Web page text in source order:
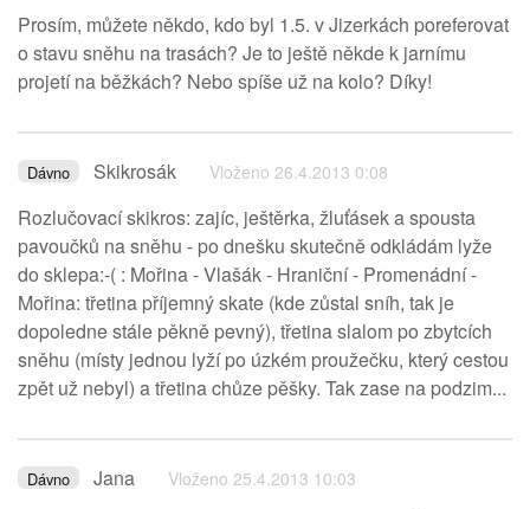
Prosím, můžete někdo, kdo byl 1.5. v Jizerkách poreferovat
o stavu sněhu na trasách? Je to ještě někde k jarnímu
projetí na běžkách? Nebo spíše už na kolo? Díky!
Dávno Skikrosák Vloženo 26.4.2013 0:08
Rozlučovací skikros: zajíc, ještěrka, žluťásek a spousta
pavoučků na sněhu - po dnešku skutečně odkládám lyže
do sklepa:-( : Mořina - Vlašák - Hraniční - Promenádní -
Mořina: třetina příjemný skate (kde zůstal sníh, tak je
dopoledne stále pěkně pevný), třetina slalom po zbytcích
sněhu (místy jednou lyží po úzkém proužečku, který cestou
zpět už nebyl) a třetina chůze pěšky. Tak zase na podzim...
Dávno Jana Vloženo 25.4.2013 10:03